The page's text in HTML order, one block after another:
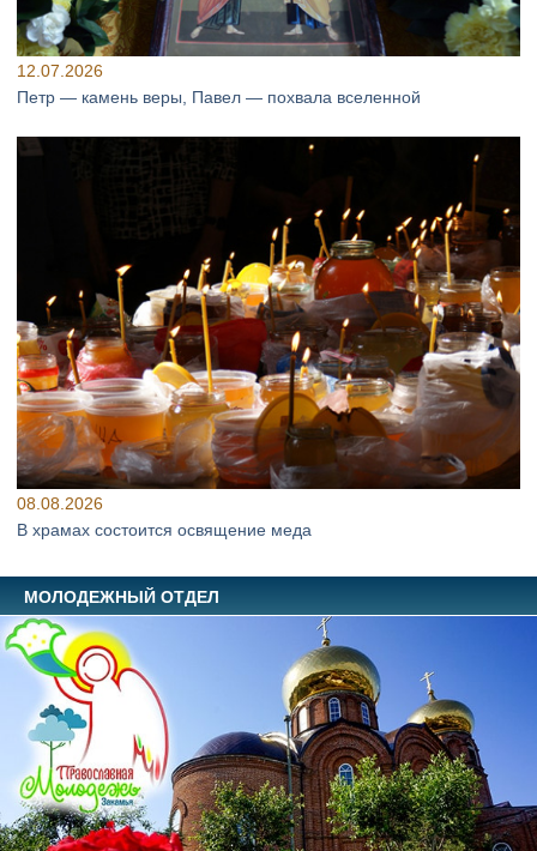
12.07.2026
Петр — камень веры, Павел — похвала вселенной
08.08.2026
В храмах состоится освящение меда
МОЛОДЕЖНЫЙ ОТДЕЛ